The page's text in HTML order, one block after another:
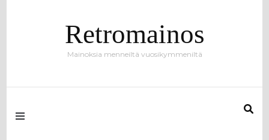
Retromainos
Mainoksia menneiltä vuosikymmeniltä